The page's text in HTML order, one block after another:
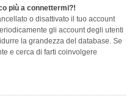
più a connettermi?!
o disattivato il tuo account
gli account degli utenti
la grandezza del database. Se
e cerca di farti coinvolgere